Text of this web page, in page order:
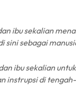
ibu sekalian
sini sebagai
ibu sekalian
instrupsi di